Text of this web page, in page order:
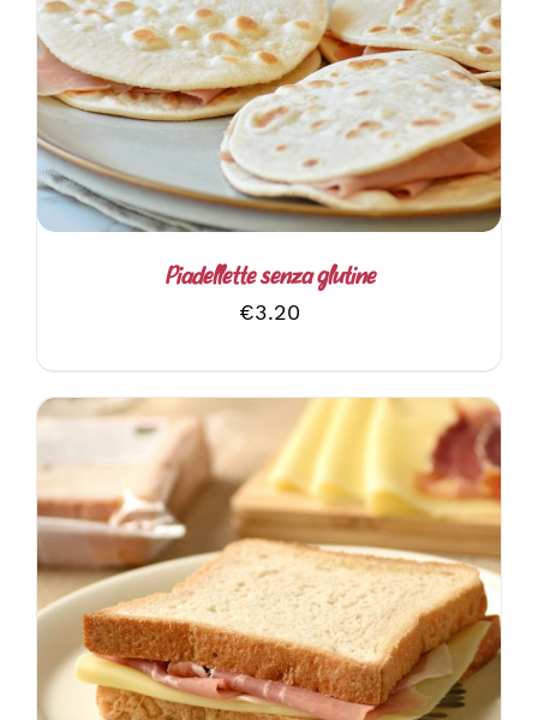
AGGIUNGI AL CARRELLO / DETTAGLI
Piadellette senza glutine
€3.20
AGGIUNGI AL CARRELLO / DETTAGLI